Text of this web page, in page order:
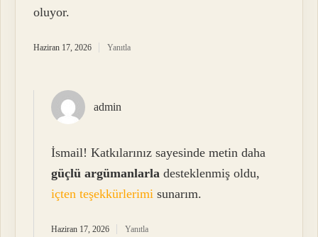
oluyor.
Haziran 17, 2026 Yanıtla
admin
İsmail! Katkılarınız sayesinde metin daha
güçlü argümanlarla desteklenmiş oldu,
içten teşekkürlerimi sunarım.
Haziran 17, 2026 Yanıtla